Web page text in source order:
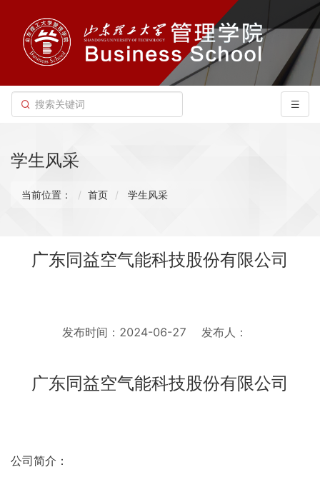
学生风采
当前位置： 首页 学生风采
广东同益空气能科技股份有限公司
发布时间：2024-06-27 发布人：
广东同益空气能科技股份有限公司
公司简介：